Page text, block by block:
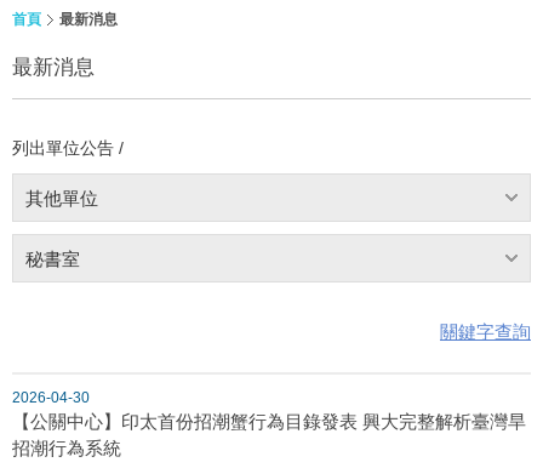
首頁 最新消息
最新消息
列出單位公告 /
其他單位
秘書室
關鍵字查詢
2026-04-30
【公關中心】印太首份招潮蟹行為目錄發表 興大完整解析臺灣旱
招潮行為系統